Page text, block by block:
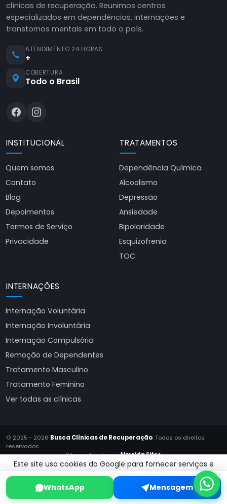
WhatsApp Mensagem
clínicas de recuperação. Reunimos centros
especializados em dependências, internações e
transtornos mentais em todo o país.
ATENDIMENTO 24 HORAS
+
COBERTURA
Todo o Brasil
INSTITUCIONAL
Quem somos
Contato
Blog
Depoimentos
Termos de Serviço
Privacidade
TRATAMENTOS
Dependência Química
Alcoolismo
Depressão
Ansiedade
Bipolaridade
Esquizofrenia
TOC
INTERNAÇÕES
Internação Voluntária
Internação Involuntária
Internação Compulsória
Remoção de Dependentes
Tratamento Masculino
Tratamento Feminino
Ver todas as clínicas
© 2025 - 2026 Busca Clínicas de Recuperação. Todos os direitos
reservados.
Site produzido porAlmeida Sites
Este site usa cookies do Google para fornecer serviços e
analisar tráfego.Saiba mais.